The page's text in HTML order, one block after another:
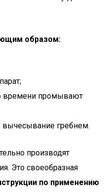
образом:
времени промывают
вычесывание гребнем.
производят
Это своеобразная
по применению